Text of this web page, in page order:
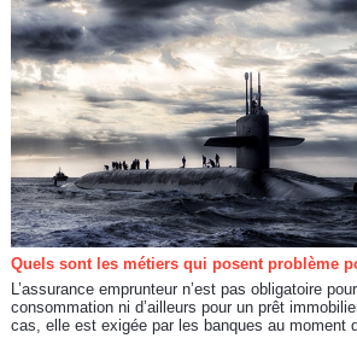
Quels sont les métiers qui posent problème
L’assurance emprunteur n’est pas obligatoire
consommation ni d’ailleurs pour un prêt
cas, elle est exigée par les banques au moment